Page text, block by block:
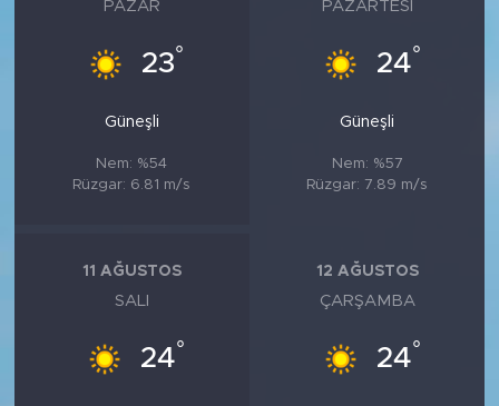
PAZAR
23°
Güneşli
Nem: %54
Rüzgar: 6.81 m/s
PAZARTESI
24°
Güneşli
Nem: %57
Rüzgar: 7.89 m/s
11 AĞUSTOS
SALI
24°
12 AĞUSTOS
ÇARŞAMBA
24°